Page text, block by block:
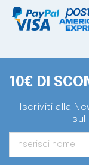
10€ DI
Iscriviti alla